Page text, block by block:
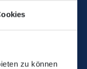
zu können